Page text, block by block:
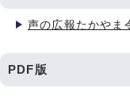
声の広報たかやま
PDF版